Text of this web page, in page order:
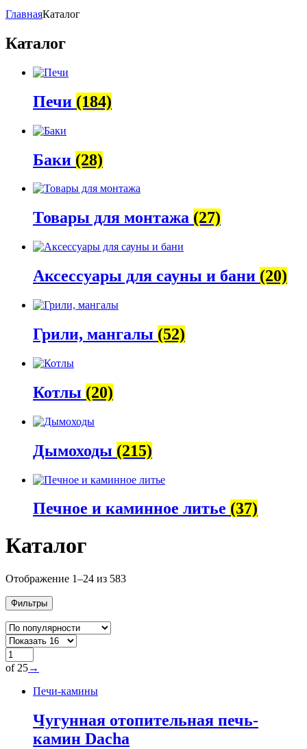
ГлавнаяКаталог
Каталог
Печи (184)
Баки (28)
Товары для монтажа (27)
Аксессуары для сауны и бани (20)
Грили, мангалы (52)
Котлы (20)
Дымоходы (215)
Печное и каминное литье (37)
Каталог
Отображение 1–24 из 583Сортировка:
Фильтры
of 25→
Печи-камины
Чугунная отопительная печь-
камин Dacha